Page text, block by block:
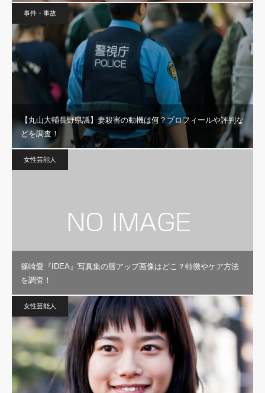
事件・事故
【丸山大輔長野県議】妻殺害の動機は何？プロフィールや評判な
どを調査！
女性芸能人
篠崎愛『IDEA』写真集の唇アップ画像はどこ？特徴やケア方法
を調査！
女性芸能人